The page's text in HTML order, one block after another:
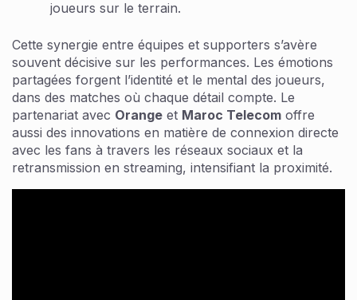
joueurs sur le terrain.
Cette synergie entre équipes et supporters s’avère
souvent décisive sur les performances. Les émotions
partagées forgent l’identité et le mental des joueurs,
dans des matches où chaque détail compte. Le
partenariat avec Orange et Maroc Telecom offre
aussi des innovations en matière de connexion directe
avec les fans à travers les réseaux sociaux et la
retransmission en streaming, intensifiant la proximité.